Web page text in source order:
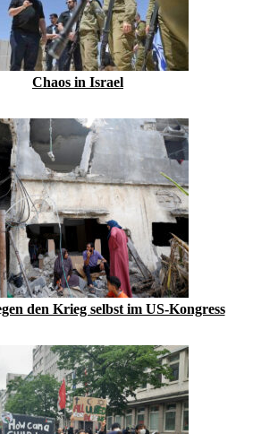
Chaos in Israel
den Krieg selbst im US-Kongress